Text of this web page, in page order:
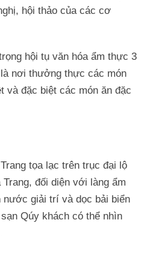
hội thảo của các cơ
hội tụ văn hóa ẩm thực 3
nơi thưởng thực các món
và đặc biệt các món ăn đặc
tọa lạc trên trục đại lộ
đối diện với làng ẩm
giải trí và dọc bải biển
Qúy khách có thể nhìn